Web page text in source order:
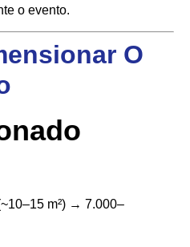
o evento.
O
m²) → 7.000–